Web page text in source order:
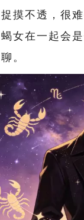
摸不透，很
女在一起会
。